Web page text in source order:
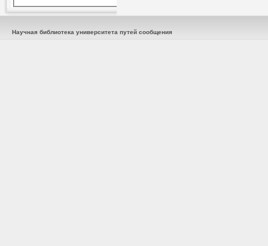
Научная библиотека университета путей сообщения